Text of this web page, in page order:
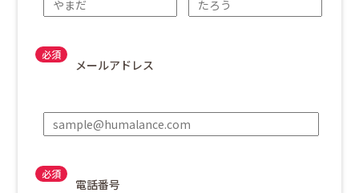
メールアドレス
電話番号